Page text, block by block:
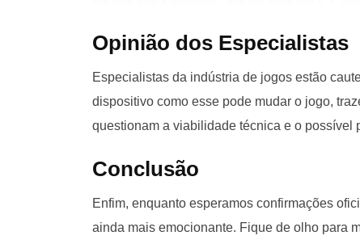
Opinião dos Especialistas
Especialistas da indústria de jogos estão
dispositivo como esse pode mudar o jogo,
questionam a viabilidade técnica e o possível
Conclusão
Enfim, enquanto esperamos confirmações
ainda mais emocionante. Fique de olho para